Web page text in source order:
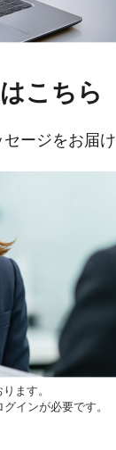
こちら
ージをお届け
ます。
インが必要です。